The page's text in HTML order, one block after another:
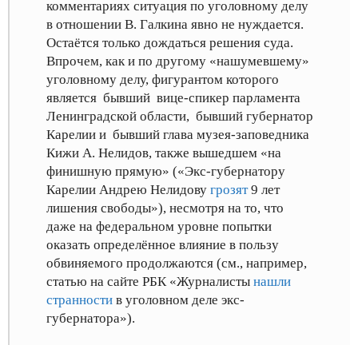
комментариях ситуация по уголовному делу
в отношении В. Галкина явно не нуждается.
Остаётся только дождаться решения суда.
Впрочем, как и по другому «нашумевшему»
уголовному делу, фигурантом которого
является бывший вице-спикер парламента
Ленинградской области, бывший губернатор
Карелии и бывший глава музея-заповедника
Кижи А. Нелидов, также вышедшем «на
финишную прямую» («Экс-губернатору
Карелии Андрею Нелидову грозят9 лет
лишения свободы»), несмотря на то, что
даже на федеральном уровне попытки
оказать определённое влияние в пользу
обвиняемого продолжаются (см., например,
статью на сайте РБК «Журналисты нашли
странности в уголовном деле экс-
губернатора»).